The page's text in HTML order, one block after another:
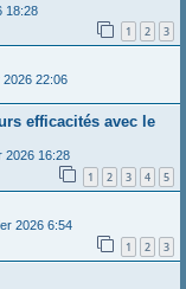
18:28
1 2 3
22:06
efficacités avec le
2026 16:28
1 2 3 4 5
2026 6:54
1 2 3